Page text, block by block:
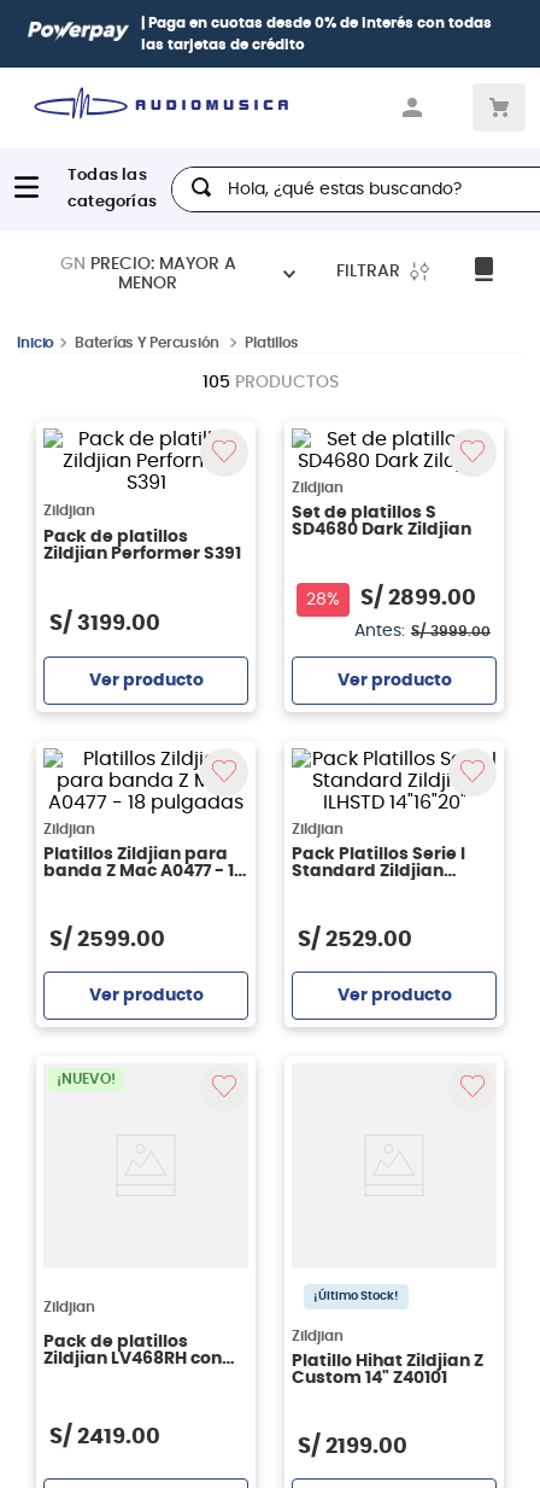
| Paga en cuotas desde 0% de interés con todas
las tarjetas de crédito
Hola, ¿qué estas buscando?
GN PRECIO: MAYOR A
MENOR
FILTRAR
Baterías Y Percusión Platillos
105 PRODUCTOS
Zildjian
Pack de platillos
Zildjian Performer S391
S/ 3199.00
Ver producto
Zildjian
Set de platillos S
SD4680 Dark Zildjian
28% S/ 2899.00
Antes: S/ 3999.00
Ver producto
Zildjian
Platillos Zildjian para
banda Z Mac A0477 - 18
S/ 2599.00
Ver producto
Zildjian
Pack Platillos Serie I
Standard Zildjian
S/ 2529.00
Ver producto
¡NUEVO!
Zildjian
Pack de platillos
Zildjian LV468RH con
S/ 2419.00
¡Último Stock!
Zildjian
Platillo Hihat Zildjian Z
Custom 14" Z40101
S/ 2199.00